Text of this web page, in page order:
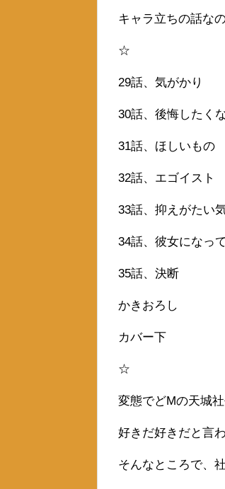
キャラ立ちの話な
☆
29話、気がかり
30話、後悔したく
31話、ほしいもの
32話、エゴイスト
33話、抑えがたい
34話、彼女になって
35話、決断
かきおろし
カバー下
☆
変態でどMの天城
好きだ好きだと言
そんなところで、